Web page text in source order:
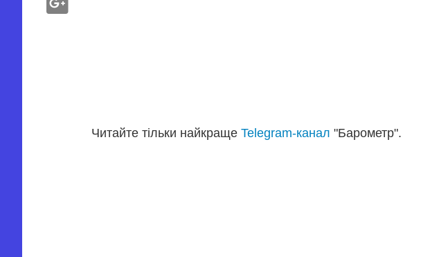
Читайте тільки найкраще Telegram-канал "Барометр".